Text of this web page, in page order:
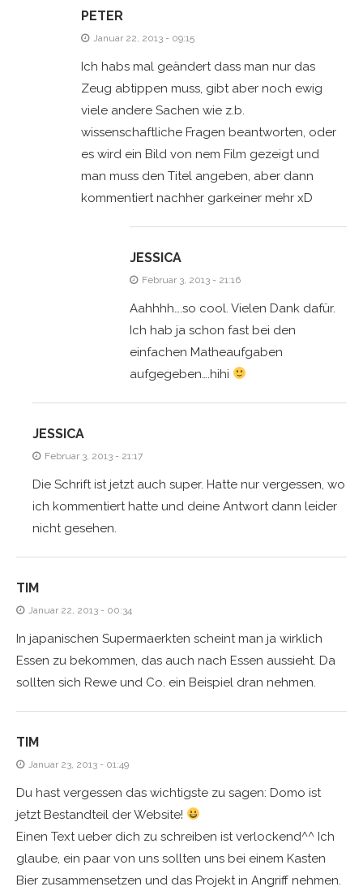
PETER
Januar 22, 2013 - 09:15
Ich habs mal geändert dass man nur das
Zeug abtippen muss, gibt aber noch ewig
viele andere Sachen wie z.b.
wissenschaftliche Fragen beantworten, oder
es wird ein Bild von nem Film gezeigt und
man muss den Titel angeben, aber dann
kommentiert nachher garkeiner mehr xD
JESSICA
Februar 3, 2013 - 21:16
Aahhhh….so cool. Vielen Dank dafür.
Ich hab ja schon fast bei den
einfachen Matheaufgaben
aufgegeben….hihi
JESSICA
Februar 3, 2013 - 21:17
Die Schrift ist jetzt auch super. Hatte nur vergessen, wo
ich kommentiert hatte und deine Antwort dann leider
nicht gesehen.
TIM
Januar 22, 2013 - 00:34
In japanischen Supermaerkten scheint man ja wirklich
Essen zu bekommen, das auch nach Essen aussieht. Da
sollten sich Rewe und Co. ein Beispiel dran nehmen.
TIM
Januar 23, 2013 - 01:49
Du hast vergessen das wichtigste zu sagen: Domo ist
jetzt Bestandteil der Website!
Einen Text ueber dich zu schreiben ist verlockend^^ Ich
glaube, ein paar von uns sollten uns bei einem Kasten
Bier zusammensetzen und das Projekt in Angriff nehmen.